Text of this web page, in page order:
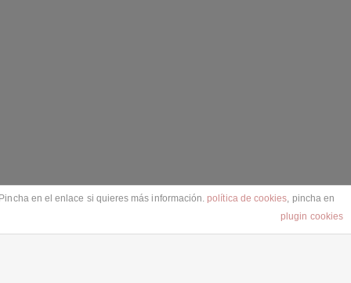
en el enlace si quieres más información.política de cookies, pincha en
plugin cookies